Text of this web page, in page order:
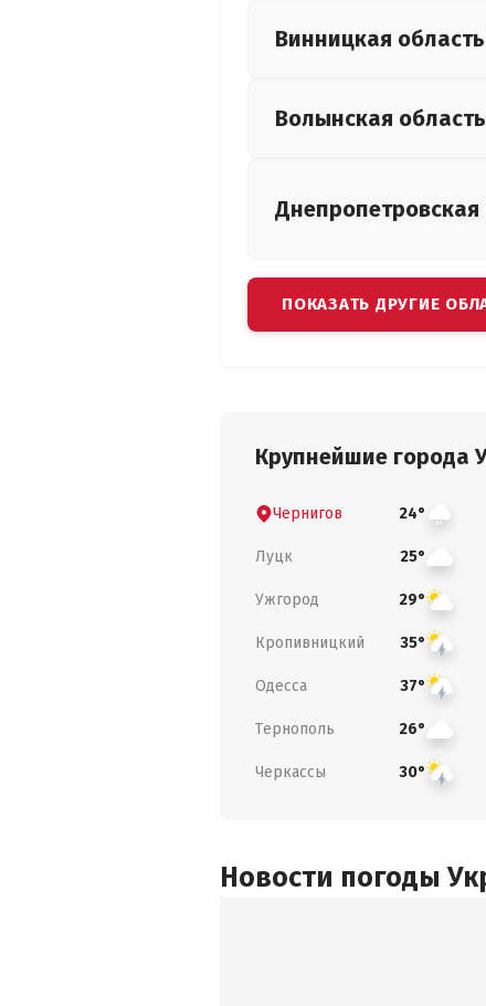
Винницкая область
Волынская область
Днепропетровская
ПОКАЗАТЬ ДРУГИЕ
Крупнейшие города
Чернигов 24°
Луцк 25°
Ужгород 29°
Кропивницкий 35°
Одесса 37°
Тернополь 26°
Черкассы 30°
Новости погоды